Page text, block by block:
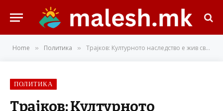
Home » Политика » Трајков: Културното наследство е жив сведок на нашата историја
ПОЛИТИКА
Трајков: Културното